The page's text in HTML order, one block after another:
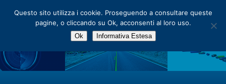
Main Menu
Questo sito utilizza i cookie. Proseguendo a consultare queste
pagine, o cliccando su Ok, acconsenti al loro uso.
Ok Informativa Estesa